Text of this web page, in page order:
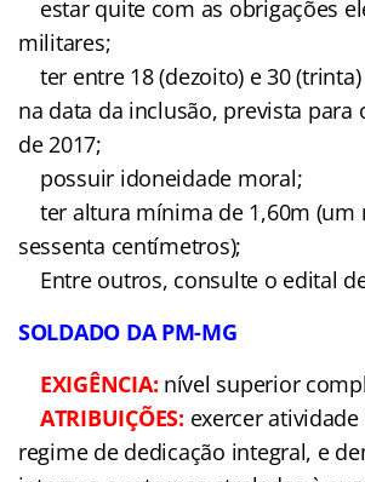
ser
escolaridade;
estar
obrigações eleitorais e militares;
ter entre
(trinta) anos de idade na data da
para o dia 03 de julho de 2017;
possuir
1,60m (um metro e sessenta
Entre
edital de abertura.